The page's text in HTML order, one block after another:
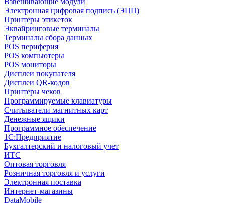
Электронная цифровая подпись (ЭЦП)
Принтеры этикеток
Эквайринговые терминалы
Терминалы сбора данных
POS периферия
POS компьютеры
POS мониторы
Дисплеи покупателя
Дисплеи QR-кодов
Принтеры чеков
Программируемые клавиатуры
Считыватели магнитных карт
Денежные ящики
Программное обеспечение
1С:Предприятие
Бухгалтерский и налоговый учет
ИТС
Оптовая торговля
Розничная торговля и услуги
Электронная поставка
Интернет-магазины
DataMobile